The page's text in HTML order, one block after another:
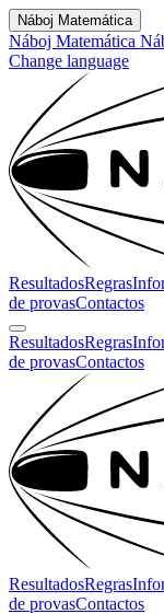
Náboj Matemática
Náboj Matemática
Change language
ResultadosRegras
de provasContactos
ResultadosRegras
de provasContactos
ResultadosRegras
de provasContactos